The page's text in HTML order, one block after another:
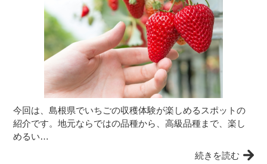
今回は、島根県でいちごの収穫体験が楽しめるスポットの
紹介です。地元ならではの品種から、高級品種まで、楽し
めるい…
続きを読む